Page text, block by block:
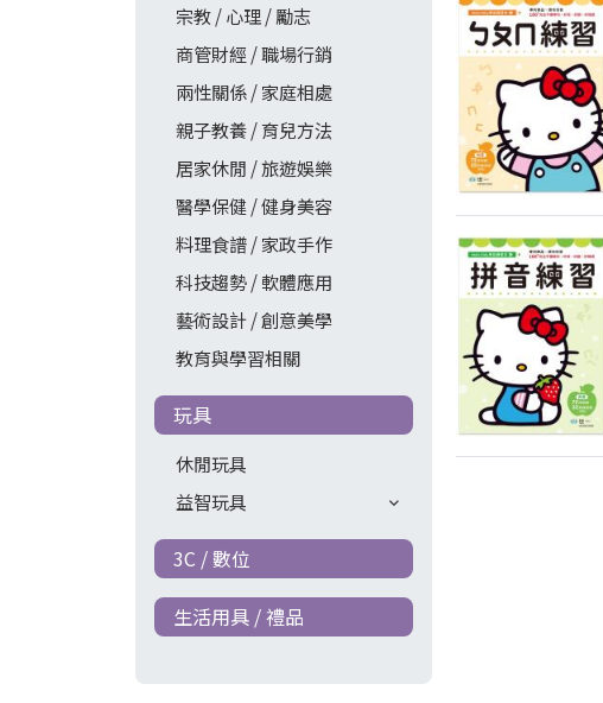
宗教 / 心理 / 勵志
商管財經 / 職場行銷
兩性關係 / 家庭相處
親子教養 / 育兒方法
居家休閒 / 旅遊娛樂
醫學保健 / 健身美容
料理食譜 / 家政手作
科技趨勢 / 軟體應用
藝術設計 / 創意美學
教育與學習相關
玩具
休閒玩具
益智玩具
3C / 數位
生活用具 / 禮品